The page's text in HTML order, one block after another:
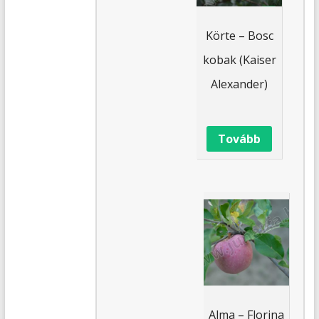
Körte – Bosc
kobak (Kaiser
Alexander)
Tovább
Alma – Florina